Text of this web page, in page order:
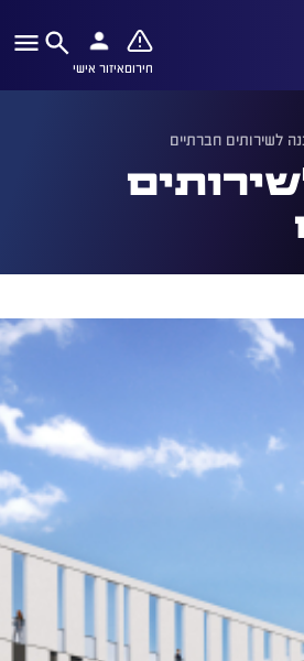
חירוםאיזור אישי
לשירותים חברתיים